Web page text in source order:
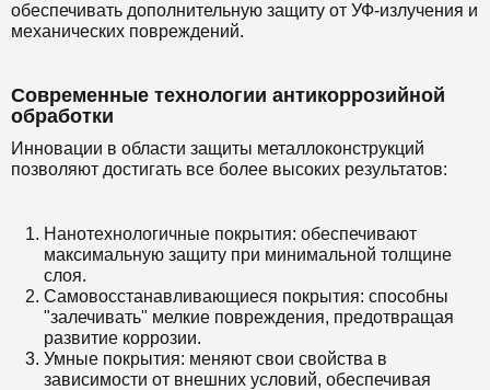
обеспечивать дополнительную защиту от УФ-излучения и
механических повреждений.
Современные технологии антикоррозийной
обработки
Инновации в области защиты металлоконструкций
позволяют достигать все более высоких результатов:
Нанотехнологичные покрытия: обеспечивают
максимальную защиту при минимальной толщине
слоя.
Самовосстанавливающиеся покрытия: способны
"залечивать" мелкие повреждения, предотвращая
развитие коррозии.
Умные покрытия: меняют свои свойства в
зависимости от внешних условий, обеспечивая